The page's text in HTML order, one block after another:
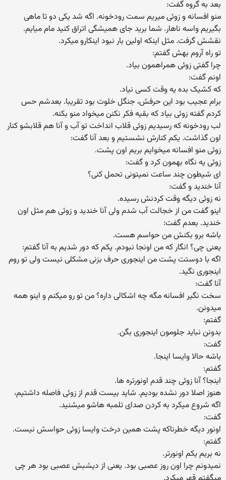
بعد به گروه گفت:
منو افسانه و زوئی میریم سمت رودخونه. اگه شد یکی دو تا ماهی
بگیریم واسه ناهار. شما برید جای همیشگی اتراق کنید مام میایم.
نقشش گرفت. مثل اینکه اولین بار نبود اینکارو میکرد.
تو راه آروم بهش گفتم:
چرا گفتی زوئی همراهمون بیاد.
اونم گفت:
که کشیک بده یه وقت کسی نیاد.
برام عجیب بود این حرفش، جنگل خلوت بود تقریبا. بعدشم حس
کردم گفته زوئی بیاد که بقیه فکر نکنن میخواد منو بکنه.
لب رودخونه که رسیدیم زوئی قلاب انداخت تو آب و آنا هم قلابشو کنار
اون گذاشت. یکم کنارش نشستیم و بعد آنا گفت:
زوئی منو افسانه میخوایم بریم اون پشت.
زوئی یه نگاه بهمون کرد و گفت:
ای شیطون چند ساعت نمیتونی تحمل کنی؟
آنا خندید و گفت:
نه زوئی دیگه وقت کردنش رسیده.
اینو گفت من از خجالت آب شدم ولی آنا خندید و زوئی هم مثل اون
خندید. بعدم گفت:
باشه برو بکنش من حواسم هست.
یعنی چی؟ انگار که من اونجا نبودم. یکم که دور شدیم به آنا گفتم:
اگه با دوستت پشت من اینجوری حرف بزنی مشکلی نیست ولی تو روم
اینجوری نگید.
آنا گفت:
سخت نگیر افسانه مگه چه اشکالی داره؟ من تو رو میکنم و اینو همه
میدونن.
گفتم:
بدونن نباید جلومون اینجوری بگن.
گفت:
باشه حالا وایسا اینجا.
گفتم:
اینجا؟ آنا زوئی چند قدم اونورتره ها.
هنوز اصلا دور نشده بودیم. شاید بیست قدم از زوئی فاصله داشتیم،
اگه شروع میکرد به کردن صدای تلمبه هاشو میشنید.
گفت:
اونور دیگه خطرناکه پشت همین درخت وایسا زوئی حواسش نیست.
گفتم:
نه بریم یکم اونورتر.
نمیدونم چرا اون روز عصبی بود. یعنی از دیشبش عصبی بود هر چی